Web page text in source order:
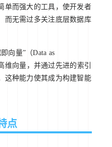
单而强大的工具，使开发者
而无需过多关注底层数据库
向量”（Data as
维向量，并通过先进的索引
这种能力使其成为构建智能
点